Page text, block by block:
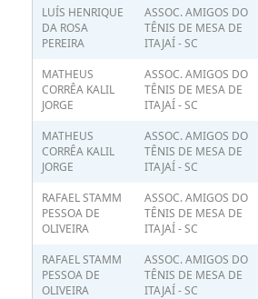
LUÍS HENRIQUE
DA ROSA
PEREIRA
ASSOC. AMIGOS DO
TÊNIS DE MESA DE
ITAJAÍ - SC
MATHEUS
CORRÊA KALIL
JORGE
ASSOC. AMIGOS DO
TÊNIS DE MESA DE
ITAJAÍ - SC
MATHEUS
CORRÊA KALIL
JORGE
ASSOC. AMIGOS DO
TÊNIS DE MESA DE
ITAJAÍ - SC
RAFAEL STAMM
PESSOA DE
OLIVEIRA
ASSOC. AMIGOS DO
TÊNIS DE MESA DE
ITAJAÍ - SC
RAFAEL STAMM
PESSOA DE
OLIVEIRA
ASSOC. AMIGOS DO
TÊNIS DE MESA DE
ITAJAÍ - SC